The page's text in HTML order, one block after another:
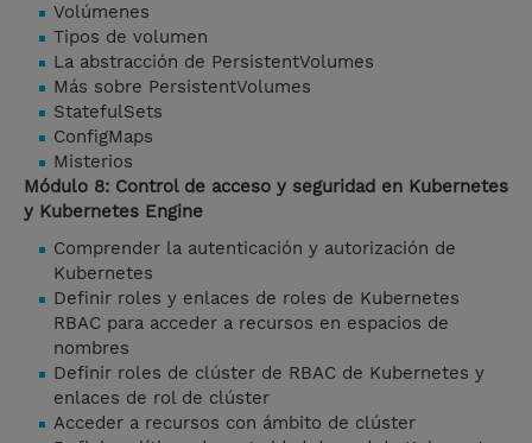
Volúmenes
Tipos de volumen
La abstracción de PersistentVolumes
Más sobre PersistentVolumes
StatefulSets
ConfigMaps
Misterios
Módulo 8: Control de acceso y seguridad en Kubernetes
y Kubernetes Engine
Comprender la autenticación y autorización de
Kubernetes
Definir roles y enlaces de roles de Kubernetes
RBAC para acceder a recursos en espacios de
nombres
Definir roles de clúster de RBAC de Kubernetes y
enlaces de rol de clúster
Acceder a recursos con ámbito de clúster